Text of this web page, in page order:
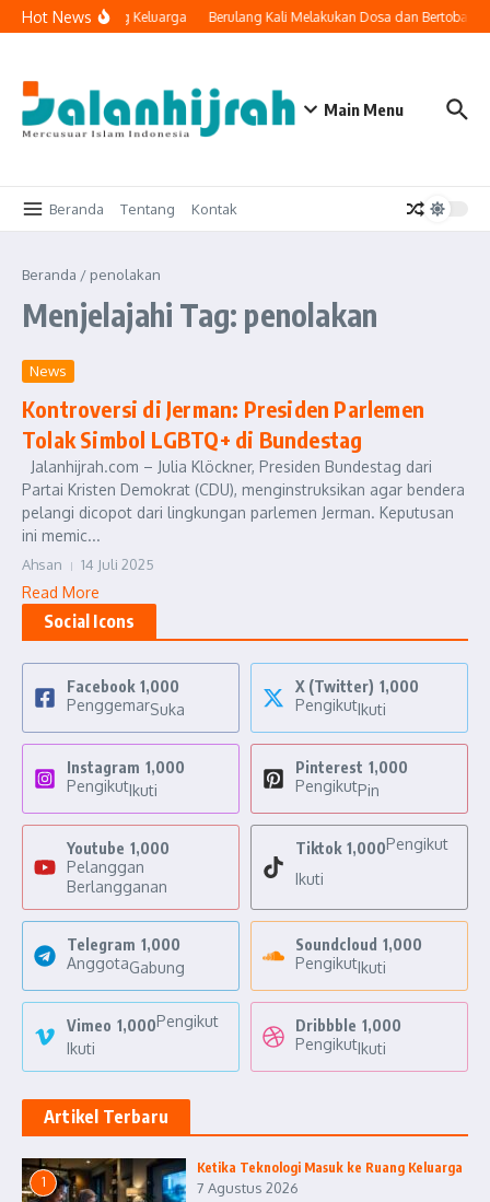
Lewati ke konten
Hot News
Masuk ke Ruang Keluarga Berulang Kali Melakukan Dosa dan Bertobat,
Main Menu
Beranda Tentang Kontak
Beranda / penolakan
Menjelajahi Tag: penolakan
News
Kontroversi di Jerman: Presiden Parlemen
Tolak Simbol LGBTQ+ di Bundestag
Jalanhijrah.com – Julia Klöckner, Presiden Bundestag dari
Partai Kristen Demokrat (CDU), menginstruksikan agar bendera
pelangi dicopot dari lingkungan parlemen Jerman. Keputusan
ini memic...
Ahsan 14 Juli 2025
Read More
Social Icons
Facebook 1,000
PenggemarSuka
X (Twitter) 1,000
PengikutIkuti
Instagram 1,000
PengikutIkuti
Pinterest 1,000
PengikutPin
Youtube 1,000
Pelanggan
Berlangganan
Tiktok 1,000Pengikut
Ikuti
Telegram 1,000
AnggotaGabung
Soundcloud 1,000
PengikutIkuti
Vimeo 1,000Pengikut
Ikuti
Dribbble 1,000
PengikutIkuti
Artikel Terbaru
1
Ketika Teknologi Masuk ke Ruang Keluarga
7 Agustus 2026